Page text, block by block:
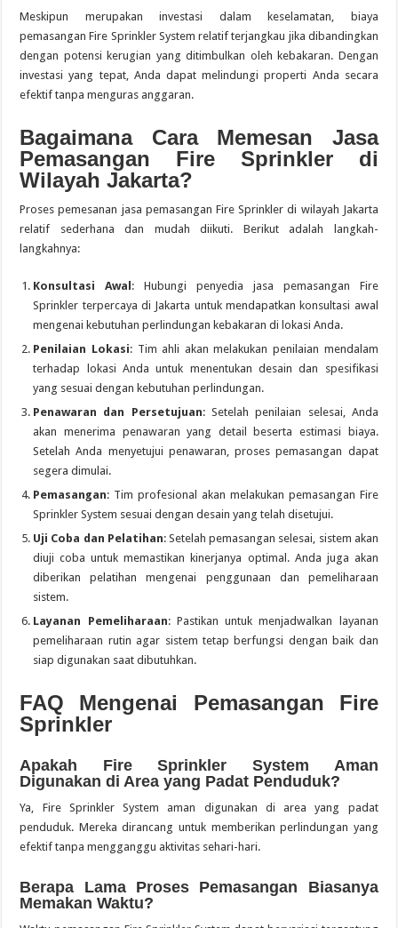
Meskipun merupakan investasi dalam keselamatan, biaya
pemasangan Fire Sprinkler System relatif terjangkau jika dibandingkan
dengan potensi kerugian yang ditimbulkan oleh kebakaran. Dengan
investasi yang tepat, Anda dapat melindungi properti Anda secara
efektif tanpa menguras anggaran.
Bagaimana Cara Memesan Jasa
Pemasangan Fire Sprinkler di
Wilayah Jakarta?
Proses pemesanan jasa pemasangan Fire Sprinkler di wilayah Jakarta
relatif sederhana dan mudah diikuti. Berikut adalah langkah-
langkahnya:
Konsultasi Awal : Hubungi penyedia jasa pemasangan Fire
Sprinkler terpercaya di Jakarta untuk mendapatkan konsultasi awal
mengenai kebutuhan perlindungan kebakaran di lokasi Anda.
Penilaian Lokasi: Tim ahli akan melakukan penilaian mendalam
terhadap lokasi Anda untuk menentukan desain dan spesifikasi
yang sesuai dengan kebutuhan perlindungan.
Penawaran dan Persetujuan: Setelah penilaian selesai, Anda
akan menerima penawaran yang detail beserta estimasi biaya.
Setelah Anda menyetujui penawaran, proses pemasangan dapat
segera dimulai.
Pemasangan: Tim profesional akan melakukan pemasangan Fire
Sprinkler System sesuai dengan desain yang telah disetujui.
Uji Coba dan Pelatihan: Setelah pemasangan selesai, sistem akan
diuji coba untuk memastikan kinerjanya optimal. Anda juga akan
diberikan pelatihan mengenai penggunaan dan pemeliharaan
sistem.
Layanan Pemeliharaan: Pastikan untuk menjadwalkan layanan
pemeliharaan rutin agar sistem tetap berfungsi dengan baik dan
siap digunakan saat dibutuhkan.
FAQ Mengenai Pemasangan Fire
Sprinkler
Apakah Fire Sprinkler System Aman
Digunakan di Area yang Padat Penduduk?
Ya, Fire Sprinkler System aman digunakan di area yang padat
penduduk. Mereka dirancang untuk memberikan perlindungan yang
efektif tanpa mengganggu aktivitas sehari-hari.
Berapa Lama Proses Pemasangan Biasanya
Memakan Waktu?